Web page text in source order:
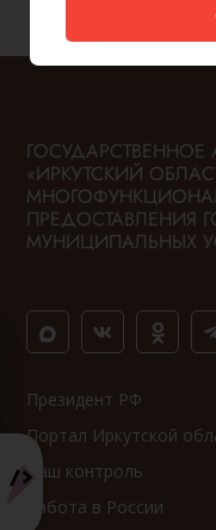
«ИРКУТСКИЙ
ПРЕДОСТАВЛЕНИЯ
МУНИЦИПАЛЬНЫХ
Президент РФ
Портал Иркутской
Ваш контроль
Работа в России